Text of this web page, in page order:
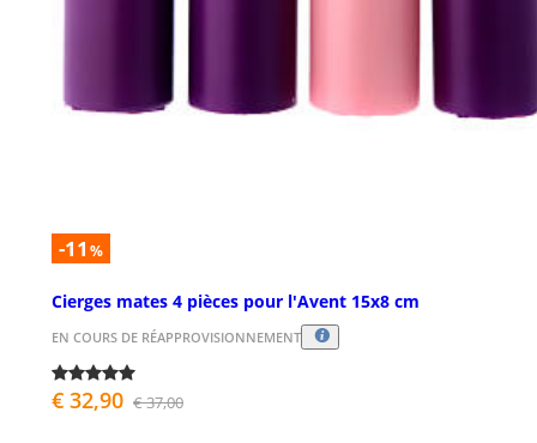
-11 %
Cierges mates 4 pièces pour l'Avent 15x8 cm
EN COURS DE RÉAPPROVISIONNEMENT
€ 32,90 € 37,00